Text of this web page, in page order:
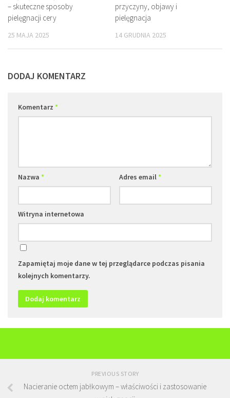
– skuteczne sposoby
pielęgnacji cery
25 MAJA 2025
przyczyny, objawy i
pielęgnacja
14 GRUDNIA 2025
DODAJ KOMENTARZ
Komentarz *
Nazwa * Adres email*
Witryna internetowa
Zapamiętaj moje dane w tej przeglądarce podczas pisania
kolejnych komentarzy.
PREVIOUS STORY
Nacieranie octem jabłkowym – właściwości i zastosowanie